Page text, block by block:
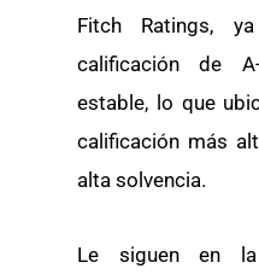
Fitch Ratings,
calificación de
estable, lo que
calificación más
alta solvencia.
Le siguen en